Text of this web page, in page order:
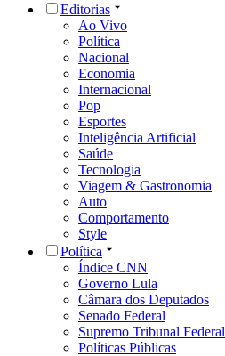
Editorias
Ao Vivo
Política
Nacional
Economia
Internacional
Pop
Esportes
Inteligência Artificial
Saúde
Tecnologia
Viagem & Gastronomia
Auto
Comportamento
Style
Política
Índice CNN
Governo Lula
Câmara dos Deputados
Senado Federal
Supremo Tribunal Federal
Políticas Públicas